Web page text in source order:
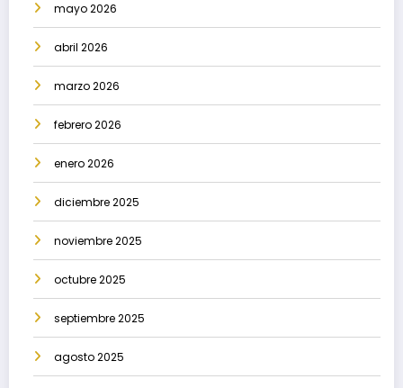
mayo 2026
abril 2026
marzo 2026
febrero 2026
enero 2026
diciembre 2025
noviembre 2025
octubre 2025
septiembre 2025
agosto 2025